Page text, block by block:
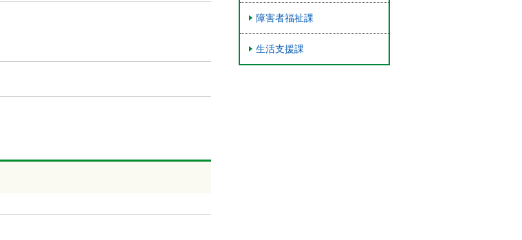
障害者福祉課
生活支援課